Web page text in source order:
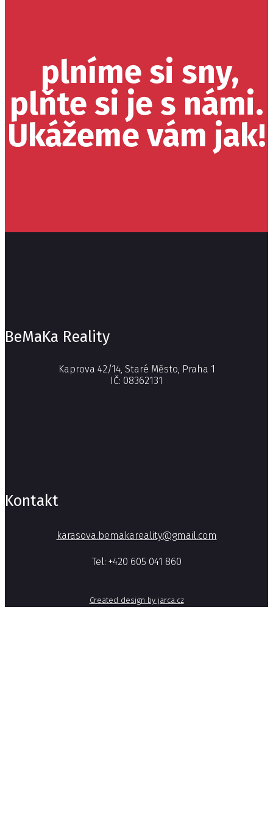
plníme si sny,
plňte si je s námi.
Ukážeme vám jak!
BeMaKa Reality
Kaprova 42/14, Staré Město, Praha 1
IČ: 08362131
Kontakt
karasova.bemakareality@gmail.com
Tel: +420 605 041 860
Created design by jarca.cz